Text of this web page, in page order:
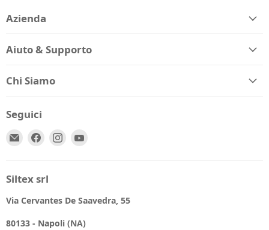
Azienda
Aiuto & Supporto
Chi Siamo
Seguici
Email
Trovaci Trovaci
Siltex srl
Via Cervantes De Saavedra, 55
80133 - Napoli (NA)